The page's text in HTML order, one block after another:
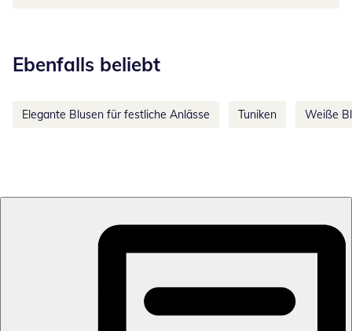
Ebenfalls beliebt
Elegante Blusen für festliche Anlässe Tuniken Weiße